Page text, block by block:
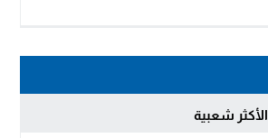
الأكثر شعبية